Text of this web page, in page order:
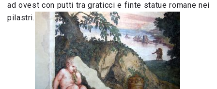
ad ovest con putti tra graticci e finte statue romane nei
pilastri.